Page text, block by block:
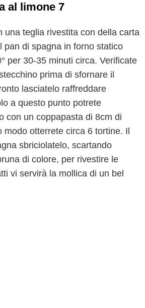
al limone 7
una teglia rivestita con della carta
pan di spagna in forno statico
per 30-35 minuti circa. Verificate
prima di sfornare il
lasciatelo raffreddare
a questo punto potrete
con un coppapasta di 8cm di
modo otterrete circa 6 tortine. Il
sbriciolatelo, scartando
di colore, per rivestire le
vi servirà la mollica di un bel